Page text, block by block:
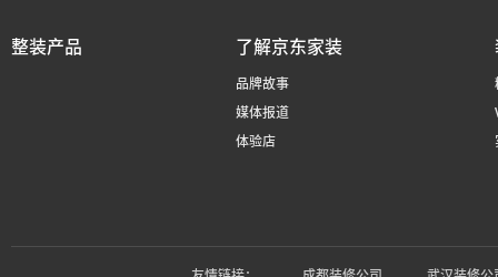
整装产品 了解京东家装
品牌故事
媒体报道
体验店